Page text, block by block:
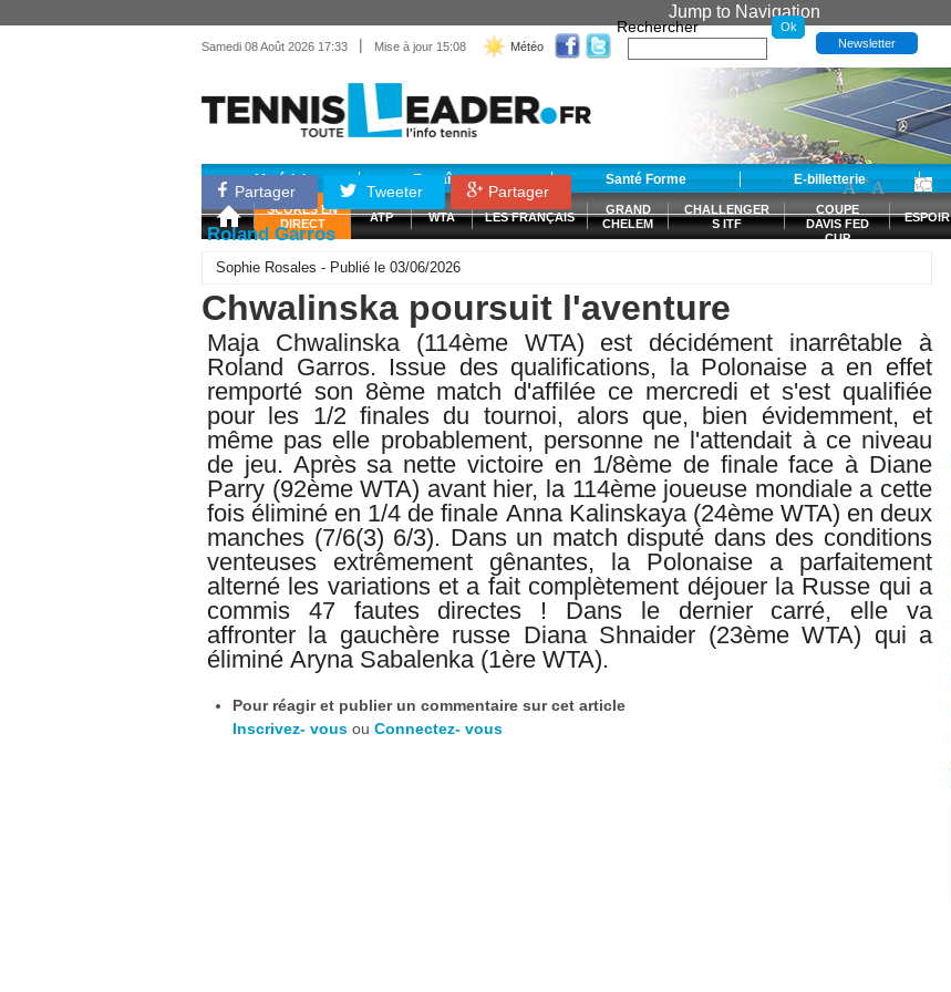
Jump to Navigation
Samedi 08 Août 2026 17:33 | Mise à jour 15:08 Météo
Rechercher
Newsletter
Matériel Entraînement Santé Forme E-billetterie
SCORES EN
DIRECT
ATP WTA LES FRANÇAIS
GRAND
CHELEM
CHALLENGER
S ITF
COUPE
DAVIS FED
CUP
ESPOIR
Partager Tweeter Partager
-A +A
Roland Garros
Sophie Rosales - Publié le 03/06/2026
Chwalinska poursuit l'aventure
Maja Chwalinska (114ème WTA) est décidément inarrêtable à
Roland Garros. Issue des qualifications, la Polonaise a en effet
remporté son 8ème match d'affilée ce mercredi et s'est qualifiée
pour les 1/2 finales du tournoi, alors que, bien évidemment, et
même pas elle probablement, personne ne l'attendait à ce niveau
de jeu. Après sa nette victoire en 1/8ème de finale face à Diane
Parry (92ème WTA) avant hier, la 114ème joueuse mondiale a cette
fois éliminé en 1/4 de finale Anna Kalinskaya (24ème WTA) en deux
manches (7/6(3) 6/3). Dans un match disputé dans des conditions
venteuses extrêmement gênantes, la Polonaise a parfaitement
alterné les variations et a fait complètement déjouer la Russe qui a
commis 47 fautes directes ! Dans le dernier carré, elle va
affronter la gauchère russe Diana Shnaider (23ème WTA) qui a
éliminé Aryna Sabalenka (1ère WTA).
Pour réagir et publier un commentaire sur cet article
Inscrivez- vous ou Connectez- vous